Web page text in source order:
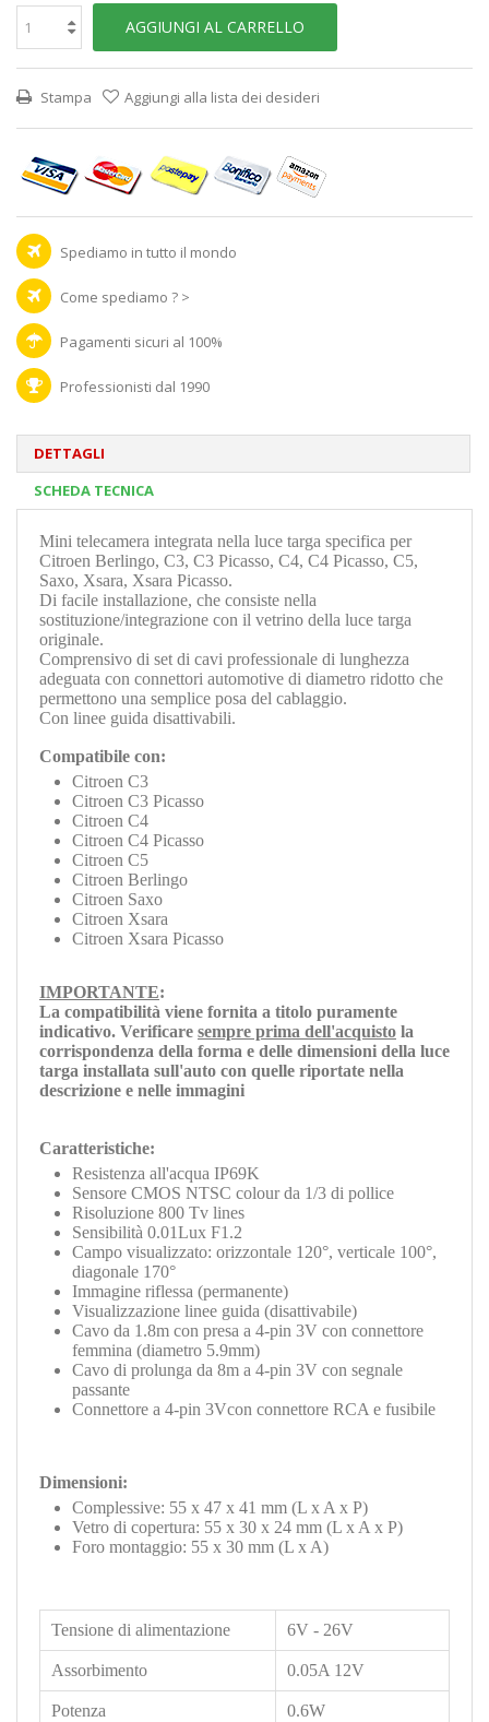
AGGIUNGI AL CARRELLO
Stampa Aggiungi alla lista dei desideri
Spediamo in tutto il mondo
Come spediamo ? >
Pagamenti sicuri al 100%
Professionisti dal 1990
DETTAGLI
SCHEDA TECNICA
Mini telecamera integrata nella luce targa specifica per
Citroen Berlingo, C3, C3 Picasso, C4, C4 Picasso, C5,
Saxo, Xsara, Xsara Picasso.
Di facile installazione, che consiste nella
sostituzione/integrazione con il vetrino della luce targa
originale.
Comprensivo di set di cavi professionale di lunghezza
adeguata con connettori automotive di diametro ridotto che
permettono una semplice posa del cablaggio.
Con linee guida disattivabili.
Compatibile con:
Citroen C3
Citroen C3 Picasso
Citroen C4
Citroen C4 Picasso
Citroen C5
Citroen Berlingo
Citroen Saxo
Citroen Xsara
Citroen Xsara Picasso
IMPORTANTE:
La compatibilità viene fornita a titolo puramente
indicativo. Verificare sempre prima dell'acquisto la
corrispondenza della forma e delle dimensioni della luce
targa installata sull'auto con quelle riportate nella
descrizione e nelle immagini
Caratteristiche:
Resistenza all'acqua IP69K
Sensore CMOS NTSC colour da 1/3 di pollice
Risoluzione 800 Tv lines
Sensibilità 0.01Lux F1.2
Campo visualizzato: orizzontale 120°, verticale 100°,
diagonale 170°
Immagine riflessa (permanente)
Visualizzazione linee guida (disattivabile)
Cavo da 1.8m con presa a 4-pin 3V con connettore
femmina (diametro 5.9mm)
Cavo di prolunga da 8m a 4-pin 3V con segnale
passante
Connettore a 4-pin 3Vcon connettore RCA e fusibile
Dimensioni:
Complessive: 55 x 47 x 41 mm (L x A x P)
Vetro di copertura: 55 x 30 x 24 mm (L x A x P)
Foro montaggio: 55 x 30 mm (L x A)
Tensione di alimentazione 6V - 26V
Assorbimento 0.05A 12V
Potenza 0.6W